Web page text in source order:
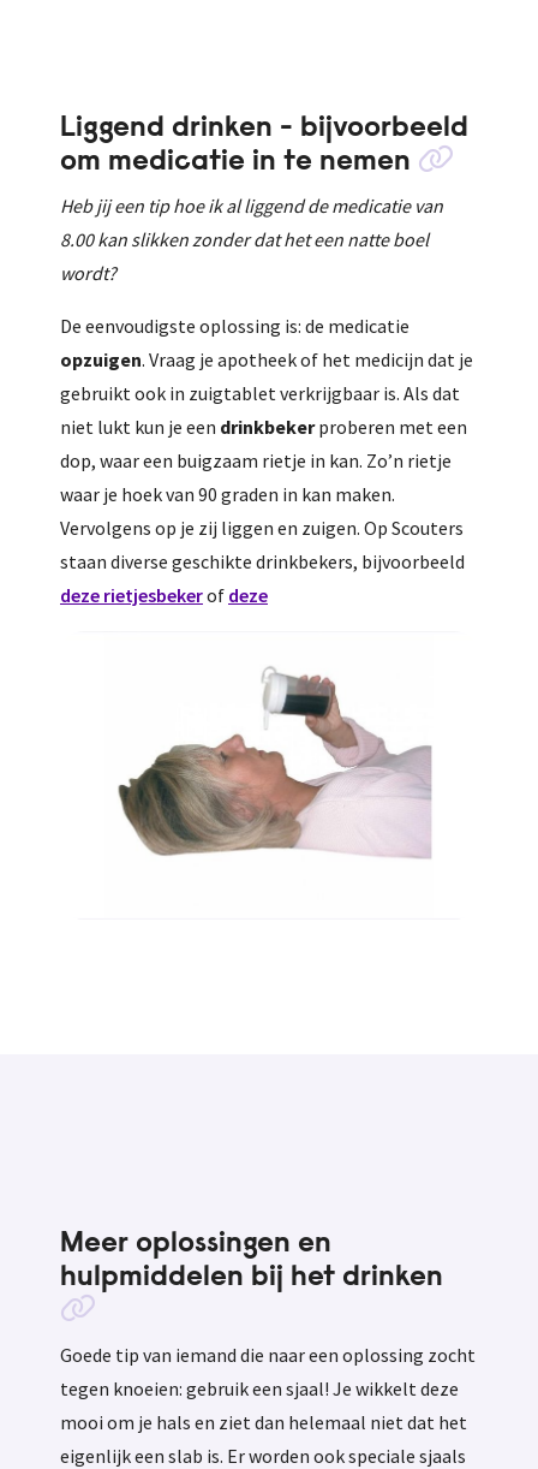
Liggend drinken - bijvoorbeeld
om medicatie in te nemen
Heb jij een tip hoe ik al liggend de medicatie van
8.00 kan slikken zonder dat het een natte boel
wordt?
De eenvoudigste oplossing is: de medicatie
opzuigen. Vraag je apotheek of het medicijn dat je
gebruikt ook in zuigtablet verkrijgbaar is. Als dat
niet lukt kun je een drinkbekerproberen met een
dop, waar een buigzaam rietje in kan. Zo’n rietje
waar je hoek van 90 graden in kan maken.
Vervolgens op je zij liggen en zuigen. Op Scouters
staan diverse geschikte drinkbekers, bijvoorbeeld
deze rietjesbekerof deze
Meer oplossingen en
hulpmiddelen bij het drinken
Goede tip van iemand die naar een oplossing zocht
tegen knoeien: gebruik een sjaal! Je wikkelt deze
mooi om je hals en ziet dan helemaal niet dat het
eigenlijk een slab is. Er worden ook speciale sjaals